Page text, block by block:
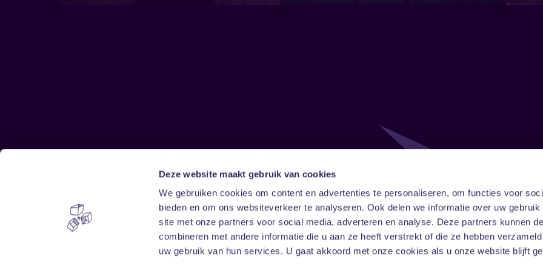
Deze website maakt gebruik van cookies
We gebruiken cookies om content en advertenties te personaliseren, om functies voor
bieden en om ons websiteverkeer te analyseren. Ook delen we informatie over uw gebruik
site met onze partners voor social media, adverteren en analyse. Deze partners kunnen
combineren met andere informatie die u aan ze heeft verstrekt of die ze hebben
uw gebruik van hun services. U gaat akkoord met onze cookies als u onze website blijft
Home
Vrijwilligers
Disclaimer
Toegankelijkheid
Privacy & cookies
Follow
FacebookInstagramLinkedIn
Onze